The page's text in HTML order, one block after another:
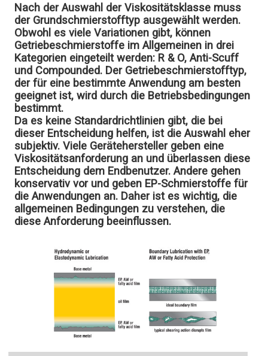
Nach der Auswahl der Viskositätsklasse muss
der Grundschmierstofftyp ausgewählt werden.
Obwohl es viele Variationen gibt, können
Getriebeschmierstoffe im Allgemeinen in drei
Kategorien eingeteilt werden: R & O, Anti-Scuff
und Compounded. Der Getriebeschmierstofftyp,
der für eine bestimmte Anwendung am besten
geeignet ist, wird durch die Betriebsbedingungen
bestimmt.
Da es keine Standardrichtlinien gibt, die bei
dieser Entscheidung helfen, ist die Auswahl eher
subjektiv. Viele Gerätehersteller geben eine
Viskositätsanforderung an und überlassen diese
Entscheidung dem Endbenutzer. Andere gehen
konservativ vor und geben EP-Schmierstoffe für
die Anwendungen an. Daher ist es wichtig, die
allgemeinen Bedingungen zu verstehen, die
diese Anforderung beeinflussen.